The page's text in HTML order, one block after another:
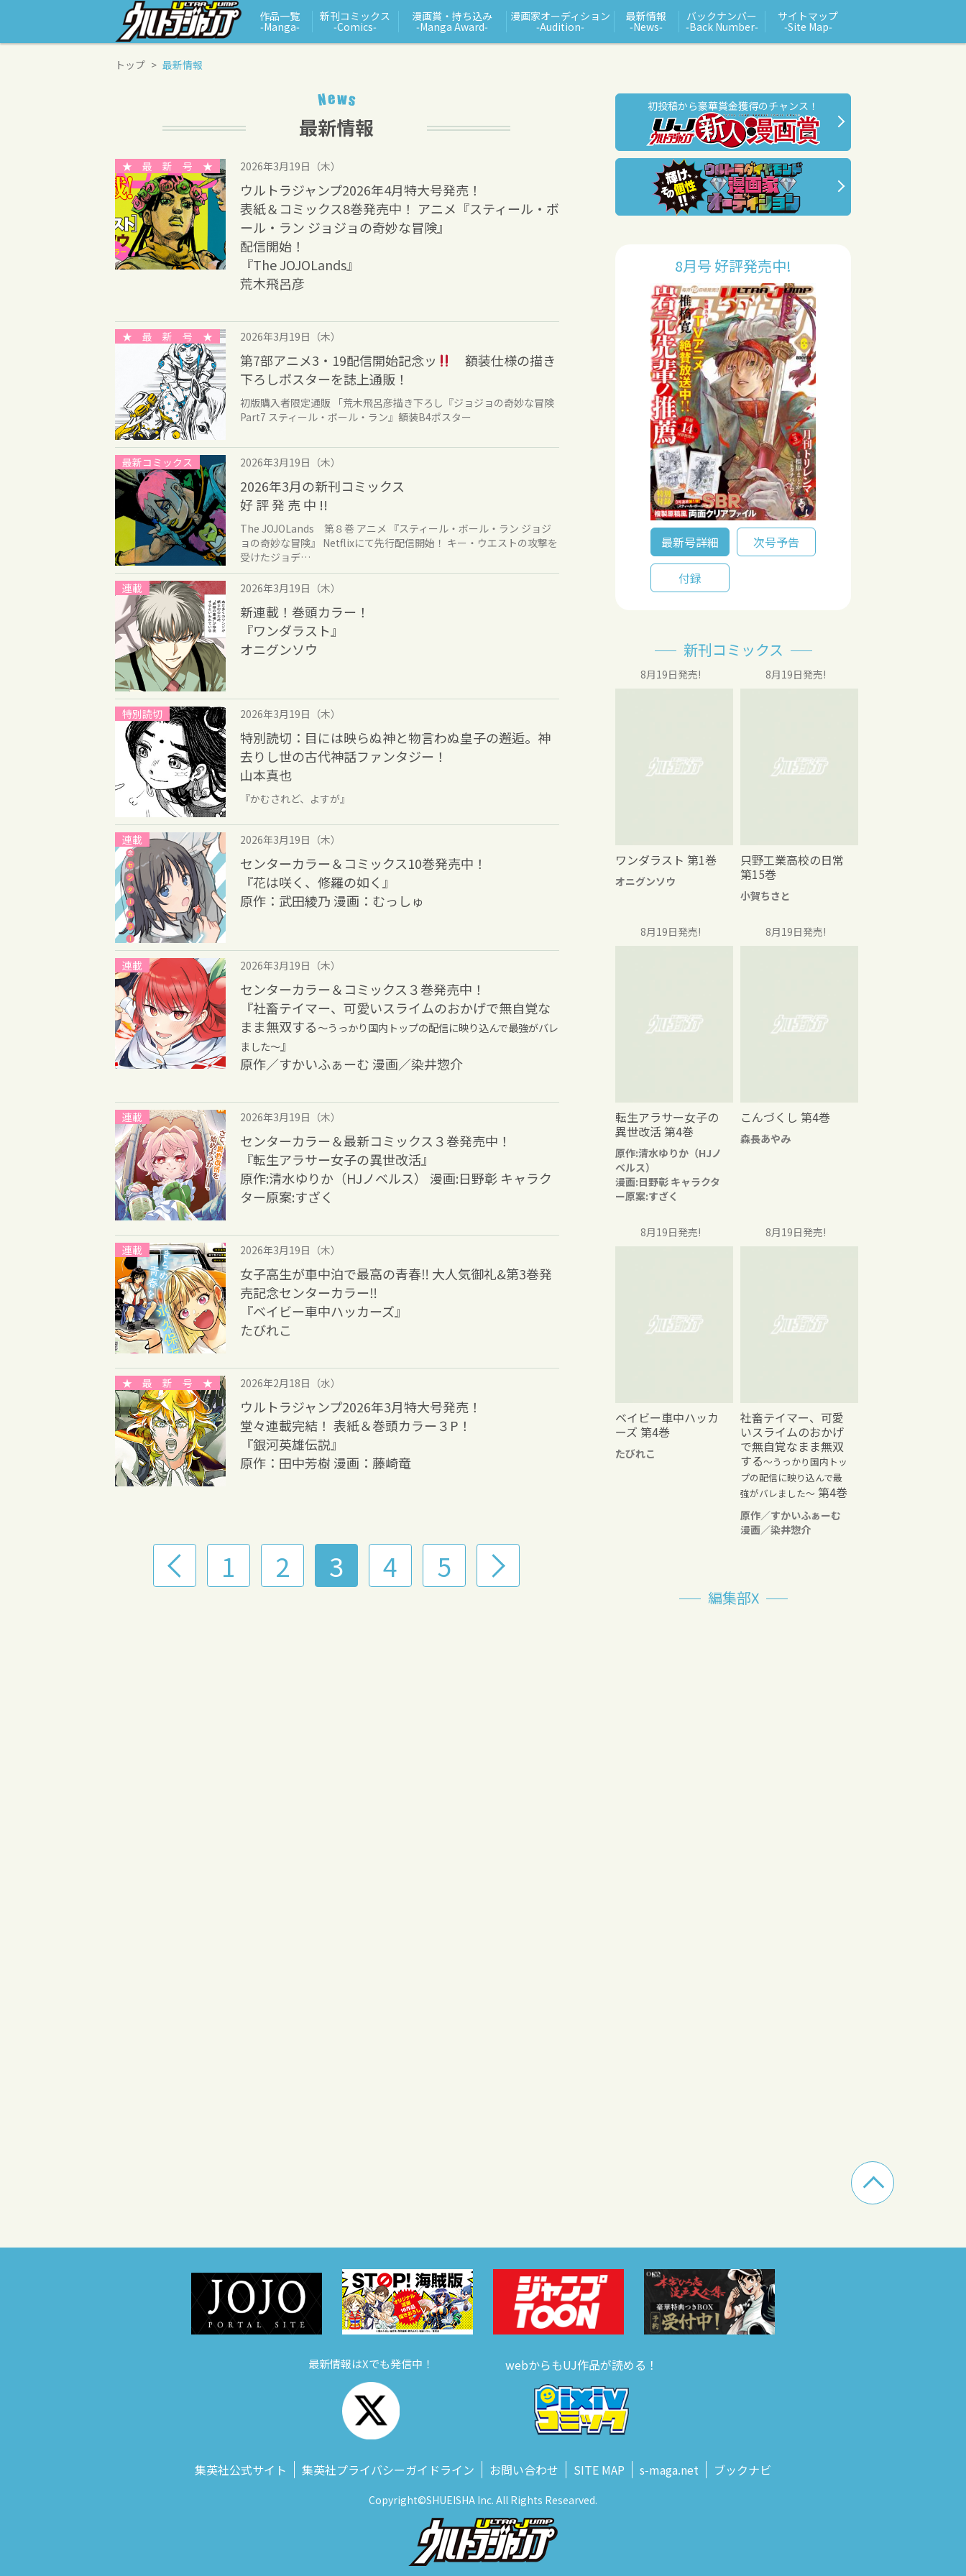
作品一覧
‑Manga‑
新刊コミックス
‑Comics‑
漫画賞・持ち込み
‑Manga Award‑
漫画家オーディション
‑Audition‑
最新情報
‑News‑
バックナンバー
‑Back Number‑
サイトマップ
‑Site Map‑
トップ 最新情報
★ 最 新 号 ★ 2026年3月19日（木）
ウルトラジャンプ2026年4月特大号発売！
表紙＆コミックス8巻発売中！ アニメ『スティール・ボ
ール・ラン ジョジョの奇妙な冒険』
配信開始！
『The JOJOLands』
荒木飛呂彦
★ 最 新 号 ★ 2026年3月19日（木）
第7部アニメ3・19配信開始記念ッ
額装仕様の描き
下ろしポスターを誌上通販！
初版購入者限定通販 「荒木飛呂彦描き下ろし『ジョジョの奇妙な冒険
Part7 スティール・ボール・ラン』額装B4ポスター
最新コミックス 2026年3月19日（木）
2026年3月の新刊コミックス
好 評 発 売 中 !!
The JOJOLands 第８巻 アニメ 『スティール・ボール・ラン ジョジ
ョの奇妙な冒険』 Netflixにて先行配信開始！ キー・ウエストの攻撃を
受けたジョデ…
連載 2026年3月19日（木）
新連載！巻頭カラー！
『ワンダラスト』
オニグンソウ
特別読切 2026年3月19日（木）
特別読切：目には映らぬ神と物言わぬ皇子の邂逅。神
去りし世の古代神話ファンタジー！
山本真也
『かむされど、よすが』
連載 2026年3月19日（木）
センターカラー＆コミックス10巻発売中！
『花は咲く、修羅の如く』
原作：武田綾乃 漫画：むっしゅ
連載 2026年3月19日（木）
センターカラー＆コミックス３巻発売中！
『社畜テイマー、可愛いスライムのおかげで無自覚な
まま無双する～うっかり国内トップの配信に映り込んで最強がバレ
ました～』
原作／すかいふぁーむ 漫画／染井惣介
連載 2026年3月19日（木）
センターカラー＆最新コミックス３巻発売中！
『転生アラサー女子の異世改活』
原作:清水ゆりか（HJノベルス） 漫画:日野彰 キャラク
ター原案:すざく
連載 2026年3月19日（木）
女子高生が車中泊で最高の青春‼︎ 大人気御礼&第3巻発
売記念センターカラー‼︎
『ベイビー車中ハッカーズ』
たびれこ
★ 最 新 号 ★ 2026年2月18日（水）
ウルトラジャンプ2026年3月特大号発売！
堂々連載完結！ 表紙＆巻頭カラー３P！
『銀河英雄伝説』
原作：田中芳樹 漫画：藤崎竜
1 2 3 4 5
初投稿から豪華賞金獲得のチャンス！
8月号 好評発売中!
最新号詳細 次号予告
付録
新刊コミックス
8月19日発売!
ワンダラスト 第1巻
オニグンソウ
8月19日発売!
只野工業高校の日常
第15巻
小賀ちさと
8月19日発売!
転生アラサー女子の
異世改活 第4巻
原作:清水ゆりか（HJノ
ベルス）
漫画:日野彰 キャラクタ
ー原案:すざく
8月19日発売!
こんづくし 第4巻
森長あやみ
8月19日発売!
ベイビー車中ハッカ
ーズ 第4巻
たびれこ
8月19日発売!
社畜テイマー、可愛
いスライムのおかげ
で無自覚なまま無双
する～うっかり国内トッ
プの配信に映り込んで最
強がバレました～ 第4巻
原作／すかいふぁーむ
漫画／染井惣介
編集部X
最新情報はXでも発信中！ webからもUJ作品が読める！
集英社公式サイト 集英社プライバシーガイドライン お問い合わせ SITE MAP s‑maga.net ブックナビ
Copyright©SHUEISHA Inc. All Rights Researved.